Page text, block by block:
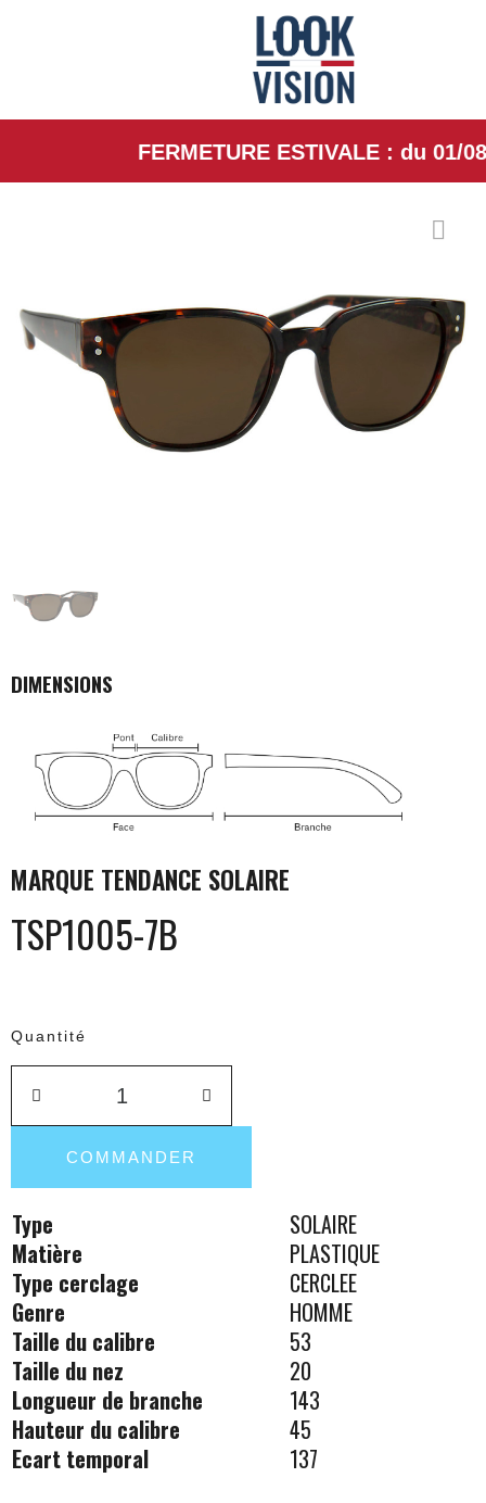
FERMETURE ESTIVALE : du 01/08/
DIMENSIONS
MARQUE TENDANCE SOLAIRE
TSP1005-7B
Quantité
COMMANDER
Type
SOLAIRE
Matière
PLASTIQUE
Type cerclage
CERCLEE
Genre
HOMME
Taille du calibre
53
Taille du nez
20
Longueur de branche
143
Hauteur du calibre
45
Ecart temporal
137